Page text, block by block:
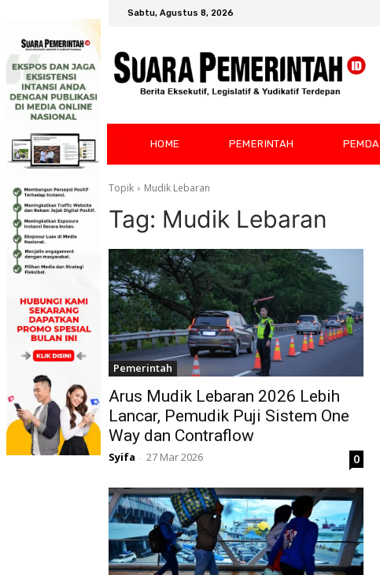
Sabtu, Agustus 8, 2026
HOME PEMERINTAH PEMDA
Topik Mudik Lebaran
Tag: Mudik Lebaran
Pemerintah
Arus Mudik Lebaran 2026 Lebih
Lancar, Pemudik Puji Sistem One
Way dan Contraflow
Syifa - 27 Mar 2026 0